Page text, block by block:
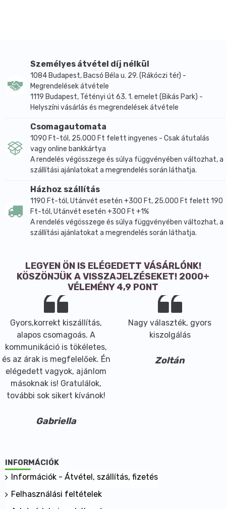
gyengéden kezelje a fejbőrét is. Vigyázzon, hogy ne
gubancolja össze a haját. Tulajdonságok: – tisztítja a
hajat és a fejbőrt, – regenerálja és táplálja a hajat, –
erősíti a hajszálakat, – puhaságot ad a hajnak.
(Cannabis sativa) magjából kivonva. Erős kondicionáló
és védő tulajdonságokkal rendelkezik. Gazdag
biológiailag aktív anyagokban, mint például
Cannabidiol (CBD), tokoferol és terpenol,
vitaminokban, ásványi anyagokban és fehérjékben.
Ezek az összetevők antioxidáns, gyulladáscsökkentő
és fertőtlenítő hatásúak. A CBD regeneráló, hidratáló
és öregedésgátló tulajdonságokkal is rendelkezik.
Gyorsítja a bőr mikrokárosodásainak gyógyulását,
megakadályozza a vízveszteséget és véd a
ultraibolya sugárzást is.
Személyes átvétel díj nélkül
1084 Budapest, Bacsó Béla u. 29. (Rákóczi tér) -
Megrendelések átvétele
1119 Budapest, Tétényi út 63. 1. emelet (Bikás Park) -
Helyszíni vásárlás és megrendelések átvétele
Csomagautomata
1090 Ft-tól, 25.000 Ft felett ingyenes - Csak átutalás
vagy online bankkártya
A rendelés végösszege és súlya függvényében változhat, a
szállítási ajánlatokat a megrendelés során láthatja.
Házhoz szállítás
1190 Ft-tól, Utánvét esetén +300 Ft, 25.000 Ft felett 190
Ft-tól, Utánvét esetén +300 Ft +1%
A rendelés végösszege és súlya függvényében változhat, a
szállítási ajánlatokat a megrendelés során láthatja.
LEGYEN ÖN IS ELÉGEDETT VÁSÁRLÓNK!
KÖSZÖNJÜK A VISSZAJELZÉSEKET! 2000+
VÉLEMÉNY 4,9 PONT
Gyors,korrekt kiszállítás,
alapos csomagoás. A
kommunikáció is tökéletes,
és az árak is megfelelőek. Én
elégedett vagyok, ajánlom
másoknak is! Gratulálok,
további sok sikert kívánok!
Gabriella
Nagy választék, gyors
kiszolgálás
Zoltán
INFORMÁCIÓK
Információk - Átvétel, szállítás, fizetés
Felhasználási feltételek